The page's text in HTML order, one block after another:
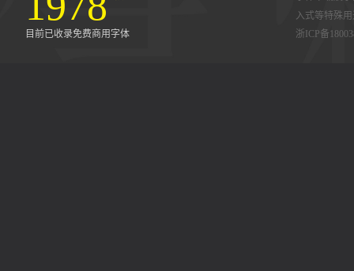
目前已收录免费商用字体
入式等特殊
浙ICP备